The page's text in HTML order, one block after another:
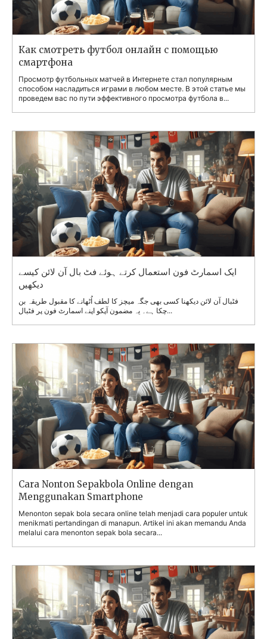
Как смотреть футбол онлайн с помощью
смартфона
Просмотр футбольных матчей в Интернете стал популярным
способом насладиться играми в любом месте. В этой статье мы
проведем вас по пути эффективного просмотра футбола в...
ایک اسمارٹ فون استعمال کرتے ہوئے فٹ بال آن لائن کیسے
دیکھیں
فٹبال آن لائن دیکھنا کسی بھی جگہ میچز کا لطف اُٹھانے کا مقبول طریقہ بن
چکا ہے۔ یہ مضمون آپکو اپنے اسمارٹ فون پر فٹبال...
Cara Nonton Sepakbola Online dengan
Menggunakan Smartphone
Menonton sepak bola secara online telah menjadi cara populer untuk
menikmati pertandingan di manapun. Artikel ini akan memandu Anda
melalui cara menonton sepak bola secara...